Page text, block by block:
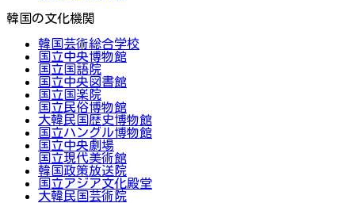
韓国の文化機関
韓国芸術総合学校
国立中央博物館
国立国語院
国立中央図書館
国立国楽院
国立民俗博物館
大韓民国歴史博物館
国立ハングル博物館
国立中央劇場
国立現代美術館
韓国政策放送院
国立アジア文化殿堂
大韓民国芸術院